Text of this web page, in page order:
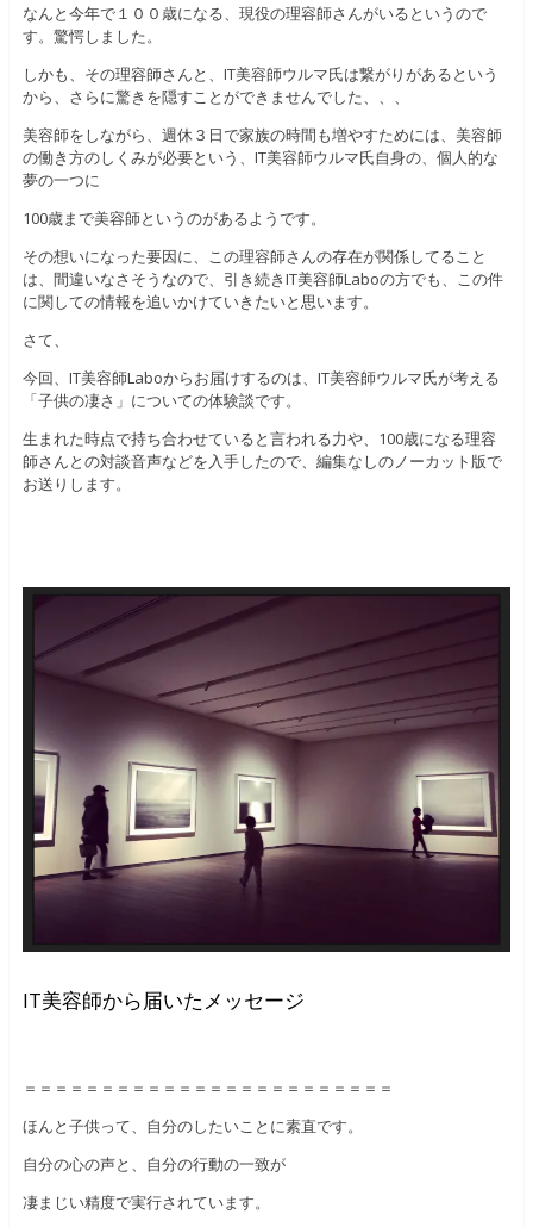
なんと今年で１００歳になる、現役の理容師さんがいるというので
す。驚愕しました。
しかも、その理容師さんと、IT美容師ウルマ氏は繋がりがあるという
から、さらに驚きを隠すことができませんでした、、、
美容師をしながら、週休３日で家族の時間も増やすためには、美容師
の働き方のしくみが必要という、IT美容師ウルマ氏自身の、個人的な
夢の一つに
100歳まで美容師というのがあるようです。
その想いになった要因に、この理容師さんの存在が関係してること
は、間違いなさそうなので、引き続きIT美容師Laboの方でも、この件
に関しての情報を追いかけていきたいと思います。
さて、
今回、IT美容師Laboからお届けするのは、IT美容師ウルマ氏が考える
「子供の凄さ」についての体験談です。
生まれた時点で持ち合わせていると言われる力や、100歳になる理容
師さんとの対談音声などを入手したので、編集なしのノーカット版で
お送りします。
IT美容師から届いたメッセージ
＝＝＝＝＝＝＝＝＝＝＝＝＝＝＝＝＝＝＝＝＝＝＝＝
ほんと子供って、自分のしたいことに素直です。
自分の心の声と、自分の行動の一致が
凄まじい精度で実行されています。